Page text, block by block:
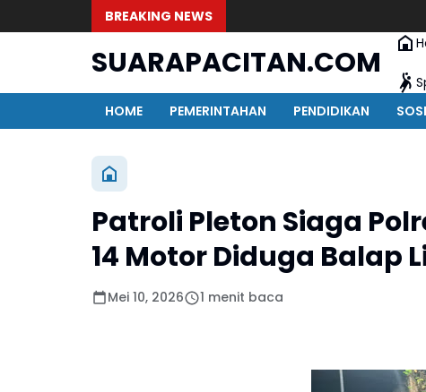
BREAKING NEWS
SUARAPACITAN.COM
HOME
PEMERINTAHAN PENDIDIKAN
Patroli Pleton Siaga
14 Motor Diduga Balap
Mei 10, 2026 1 menit baca